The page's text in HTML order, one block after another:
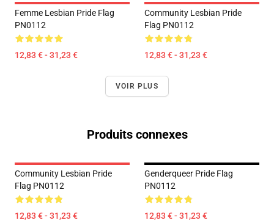
Femme Lesbian Pride Flag
PN0112
12,83 € - 31,23 €
Community Lesbian Pride
Flag PN0112
12,83 € - 31,23 €
VOIR PLUS
Produits connexes
Community Lesbian Pride
Flag PN0112
12,83 € - 31,23 €
Genderqueer Pride Flag
PN0112
12,83 € - 31,23 €